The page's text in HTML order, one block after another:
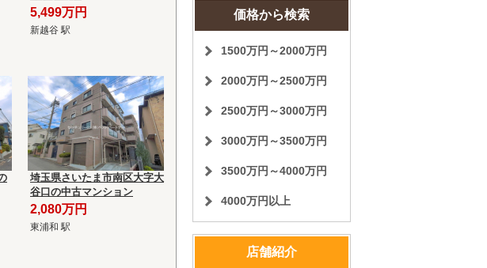
5,499万円
新越谷 駅
埼玉県さいたま市南区大字大
谷口の中古マンション
2,080万円
東浦和 駅
価格から検索
1500万円～2000万円
2000万円～2500万円
2500万円～3000万円
3000万円～3500万円
3500万円～4000万円
4000万円以上
店舗紹介